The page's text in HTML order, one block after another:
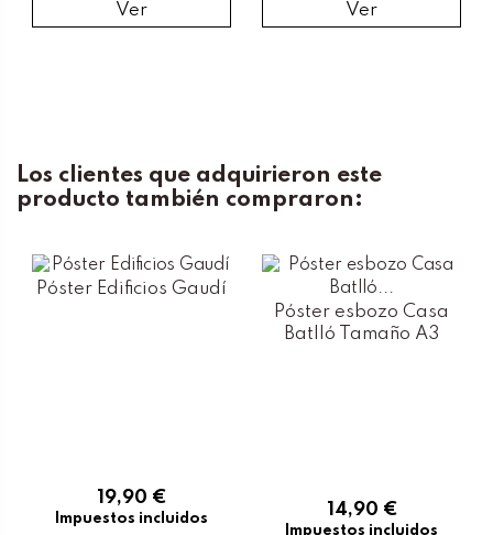
Ver Ver
Los clientes que adquirieron este
producto también compraron:
Póster Edificios Gaudí
19,90 €
Impuestos incluidos
Póster esbozo Casa
Batlló Tamaño A3
14,90 €
Impuestos incluidos